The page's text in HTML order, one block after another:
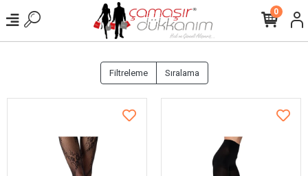
0
Filtreleme Sıralama